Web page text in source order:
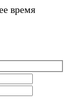
время